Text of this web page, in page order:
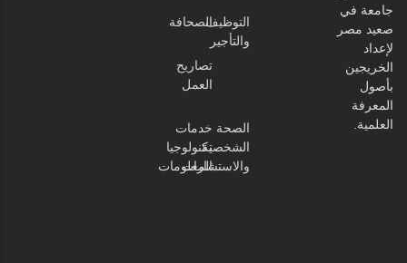
جامعة في
صعيد مصر
لإعداد
الخريجين
بأصول
المعرفة
العلمية.
التوظيف
والتأجير
الصحافة
تصاريح
العمل
الصحة
الشخصية
والاستشارات
خدمات
تكنولوجيا
المعلومات